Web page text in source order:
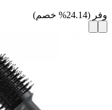
وفر (
24.14
% خصم)